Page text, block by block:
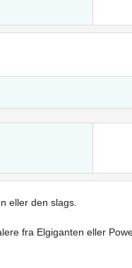
eller den slags.
fra Elgiganten eller